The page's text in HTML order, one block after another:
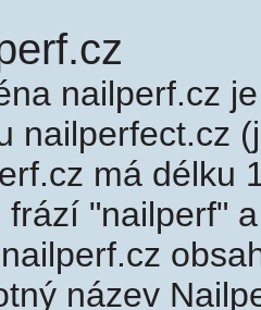
nailperf.cz
nailperfect.cz
má délku
frází "nailperf"
název